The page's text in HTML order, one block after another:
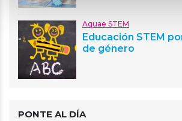
Aquae STEM
Educación STEM
de género
PONTE AL DÍA